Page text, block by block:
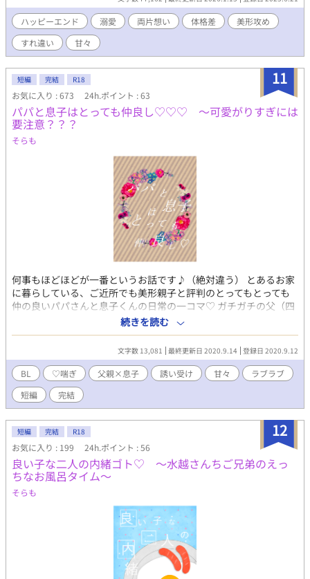
しの取り巻きA・Bを呆れさせつつ、図らずも暴君を振り回しつ
つ、マクシミリアンからの溺愛に気付くまでのゆるいお話。 《治
安の悪い暴君系問題児✕のんきなパシリ系取り巻きCくん》 ※受
け攻めともに徹頭徹尾一途です。 ※暴君攻めは受けに対しては全
く暴君じゃないです。 ※受けがモブに襲われる(未遂)表現があり
ます。ただし受けは強メンタルな能天気なので全く引きずりませ
ん。 ※後半に攻め視点が挟まります。攻めの性格の都合上、地の
文の表現が堅苦しくなります。読みづらさをご容赦ください。
ハッピーエンド 溺愛 両片想い 体格差
美形攻め
すれ違い
甘々
11
短編 完結 R18
お気に入り : 673 24h.ポイント : 63
パパと息子はとっても仲良し♡♡♡ ～可愛がりすぎには
要注意？？？
そらも
何事もほどほどが一番というお話です♪（絶対違う） とあるお家
に暮らしている、ご近所でも美形親子と評判のとってもとっても
仲の良いパパさんと息子くんの日常の一コマ♡ ガチガチの父（四
十代）と息子（高校生）の近親相姦のえろ話となっておりますの
で、どうぞご注意してくださいませ。激甘ラブラブな親子です♡
※ R-18エロもので、♡（ハート）喘ぎ満載です。 ※ 素敵な表
紙は、pixiv小説用フリー素材にて、『やまなし』様からお借りし
ました。ありがとうございます！
続きを読む
文字数 13,081 最終更新日 2020.9.14 登録日 2020.9.12
BL ♡喘ぎ 父親×息子 誘い受け 甘々
ラブラブ
短編
完結
12
短編 完結 R18
お気に入り : 199 24h.ポイント : 56
良い子な二人の内緒ゴト♡ ～水越さんちご兄弟のえっ
ちなお風呂タイム～
そらも